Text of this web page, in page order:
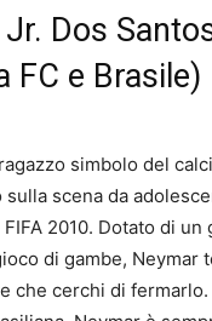
Dos
FC e Brasile)
simbolo del
sulla scena da
2010. Dotato di un
di gambe, Neymar
che cerchi di fermarlo.